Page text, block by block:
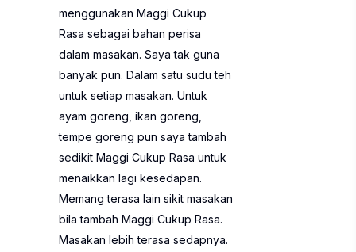
menggunakan Maggi Cukup
Rasa sebagai bahan perisa
dalam masakan. Saya tak guna
banyak pun. Dalam satu sudu teh
untuk setiap masakan. Untuk
ayam goreng, ikan goreng,
tempe goreng pun saya tambah
sedikit Maggi Cukup Rasa untuk
menaikkan lagi kesedapan.
Memang terasa lain sikit masakan
bila tambah Maggi Cukup Rasa.
Masakan lebih terasa sedapnya.